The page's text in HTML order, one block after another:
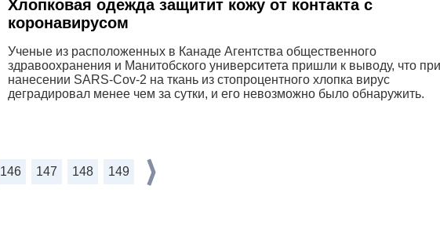
Хлопковая одежда защитит кожу от контакта с
коронавирусом
Ученые из расположенных в Канаде Агентства общественного
здравоохранения и Манитобского университета пришли к выводу, что при
нанесении SARS-Cov-2 на ткань из стопроцентного хлопка вирус
деградировал менее чем за сутки, и его невозможно было обнаружить.
146 147 148 149